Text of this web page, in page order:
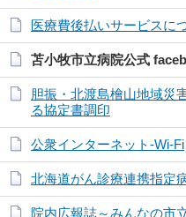
医療費後払いサービスに
苫小牧市立病院公式
胆振・北渡島檜山地域
る協定書調印
公衆インターネット-Wi-Fi
北海道がん診療連携指定
院内広報誌～みんなの市